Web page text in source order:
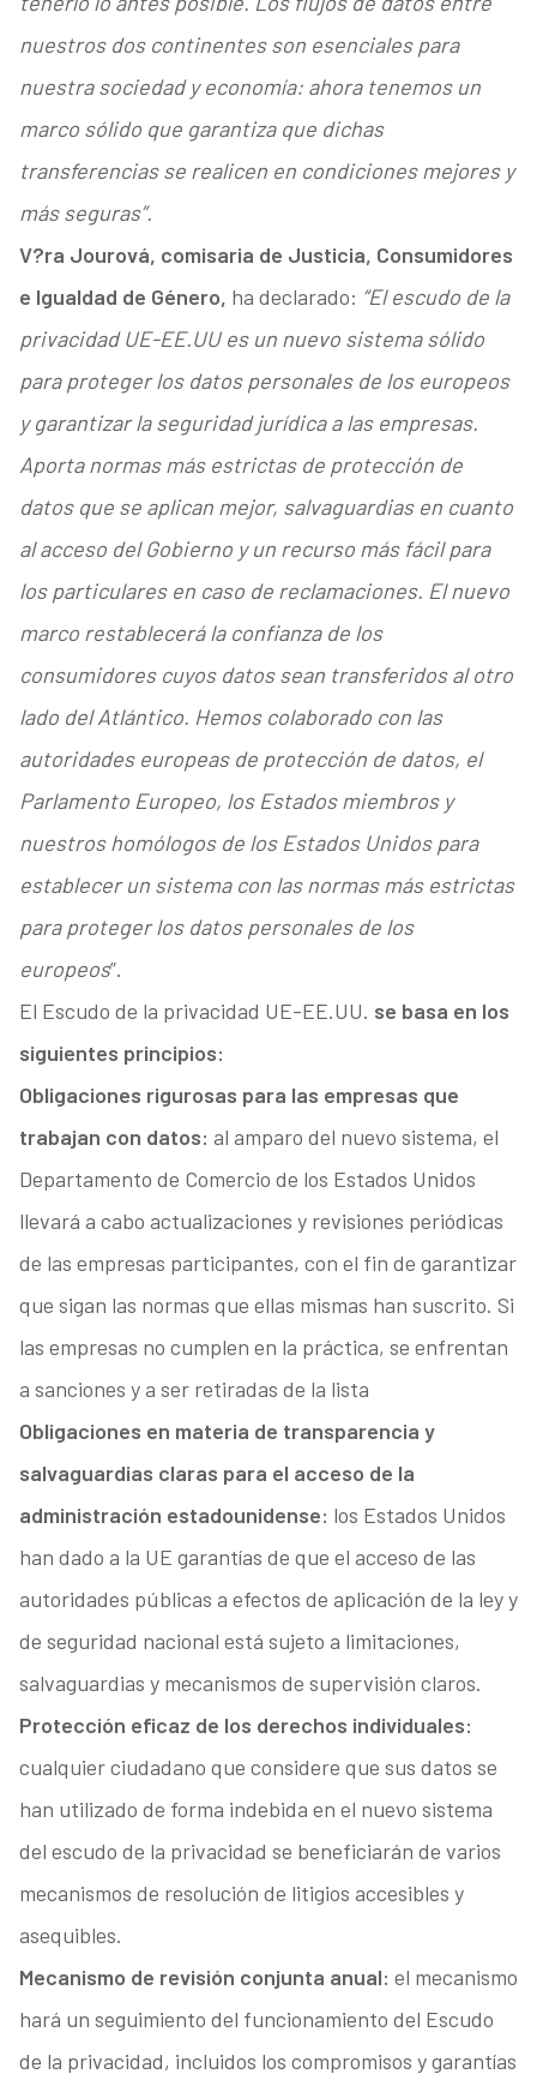
nuestros dos continentes son esenciales para
nuestra sociedad y economía: ahora tenemos un
marco sólido que garantiza que dichas
transferencias se realicen en condiciones mejores y
más seguras”.
V?ra Jourová, comisaria de Justicia, Consumidores
e Igualdad de Género, ha declarado: “El escudo de la
privacidad UE-EE.UU es un nuevo sistema sólido
para proteger los datos personales de los europeos
y garantizar la seguridad jurídica a las empresas.
Aporta normas más estrictas de protección de
datos que se aplican mejor, salvaguardias en cuanto
al acceso del Gobierno y un recurso más fácil para
los particulares en caso de reclamaciones. El nuevo
marco restablecerá la confianza de los
consumidores cuyos datos sean transferidos al otro
lado del Atlántico. Hemos colaborado con las
autoridades europeas de protección de datos, el
Parlamento Europeo, los Estados miembros y
nuestros homólogos de los Estados Unidos para
establecer un sistema con las normas más estrictas
para proteger los datos personales de los
europeos”.
El Escudo de la privacidad UE-EE.UU. se basa en los
siguientes principios:
Obligaciones rigurosas para las empresas que
trabajan con datos: al amparo del nuevo sistema, el
Departamento de Comercio de los Estados Unidos
llevará a cabo actualizaciones y revisiones periódicas
de las empresas participantes, con el fin de garantizar
que sigan las normas que ellas mismas han suscrito. Si
las empresas no cumplen en la práctica, se enfrentan
a sanciones y a ser retiradas de la lista
Obligaciones en materia de transparencia y
salvaguardias claras para el acceso de la
administración estadounidense: los Estados Unidos
han dado a la UE garantías de que el acceso de las
autoridades públicas a efectos de aplicación de la ley y
de seguridad nacional está sujeto a limitaciones,
salvaguardias y mecanismos de supervisión claros.
Protección eficaz de los derechos individuales:
cualquier ciudadano que considere que sus datos se
han utilizado de forma indebida en el nuevo sistema
del escudo de la privacidad se beneficiarán de varios
mecanismos de resolución de litigios accesibles y
asequibles.
Mecanismo de revisión conjunta anual: el mecanismo
hará un seguimiento del funcionamiento del Escudo
de la privacidad, incluidos los compromisos y garantías